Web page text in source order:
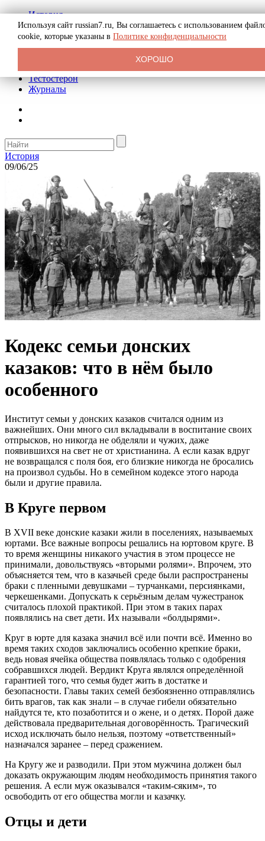
История
Биография
Криминал
Реклама на сайте
Тестостерон
Журналы
История
09/06/25
Кодекс семьи донских
казаков: что в нём было
особенного
Институт семьи у донских казаков считался одним из
важнейших. Они много сил вкладывали в воспитание своих
отпрысков, но никогда не обделяли и чужих, даже
появившихся на свет не от христианина. А если казак вдруг
не возвращался с поля боя, его близкие никогда не бросались
на произвол судьбы. Но в семейном кодексе этого народа
были и другие правила.
В Круге первом
В XVII веке донские казаки жили в поселениях, называемых
юртами. Все важные вопросы решались на юртовом круге. В
то время женщины никакого участия в этом процессе не
принимали, довольствуясь «вторыми ролями». Впрочем, это
объясняется тем, что в казачьей среде были распространены
браки с пленными девушками – турчанками, персиянками,
черкешенками. Допускать к серьёзным делам чужестранок
считалось плохой практикой. При этом в таких парах
появлялись на свет дети. Их называли «болдырями».
Круг в юрте для казака значил всё или почти всё. Именно во
время таких сходов заключались особенно крепкие браки,
ведь новая ячейка общества появлялась только с одобрения
собравшихся людей. Вердикт Круга являлся определённой
гарантией того, что семья будет жить в достатке и
безопасности. Главы таких семей безбоязненно отправлялись
бить врагов, так как знали – в случае гибели обязательно
найдутся те, кто позаботится и о жене, и о детях. Порой даже
действовала предварительная договорённость. Трагический
исход исключать было нельзя, поэтому «ответственный»
назначался заранее – перед сражением.
На Кругу же и разводили. При этом мужчина должен был
доказать окружающим людям необходимость принятия такого
решения. А если муж оказывался «таким-сяким», то
освободить от его общества могли и казачку.
Отцы и дети
Используя сайт russian7.ru, Вы соглашаетесь с использованием
cookie, которые указаны в Политике конфиденциальности
ХОРОШО